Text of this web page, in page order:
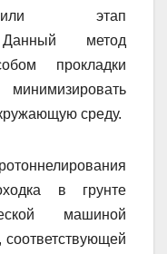
этап
метод
прокладки
среду.
в грунте
машиной